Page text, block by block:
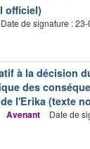
officiel)
Date de signature :
à la décision
des
l'Erika (texte
Avenant Date de